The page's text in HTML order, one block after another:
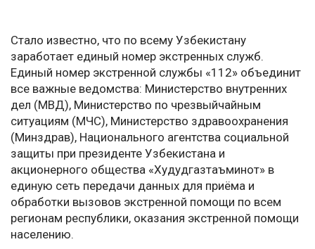
Стало известно, что по всему Узбекистану
заработает единый номер экстренных служб.
Единый номер экстренной службы «112» объединит
все важные ведомства: Министерство внутренних
дел (МВД), Министерство по чрезвыйчайным
ситуациям (МЧС), Министерство здравоохранения
(Минздрав), Национального агентства социальной
защиты при президенте Узбекистана и
акционерного общества «Худудгазтаъминот» в
единую сеть передачи данных для приёма и
обработки вызовов экстренной помощи по всем
регионам республики, оказания экстренной помощи
населению.